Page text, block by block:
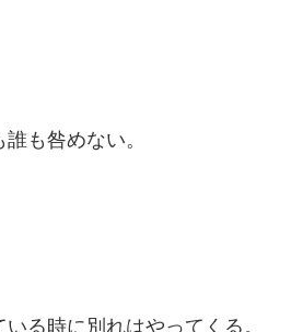
も咎めない。
る時に別れはやってくる。